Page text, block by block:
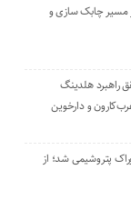
مسیر چابک سازی و
راهبرد هلدینگ
و دارخوین
پتروشیمی شد؛ از